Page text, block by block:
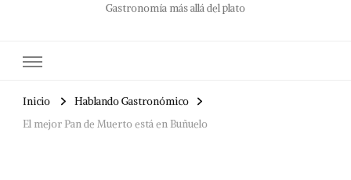
Gastronomía más allá del plato
Inicio
Hablando Gastronómico
El mejor Pan de Muerto está en Buñuelo